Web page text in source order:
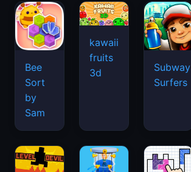
Bee
Sort
by
Sam
kawaii
fruits
3d
Subway
Surfers